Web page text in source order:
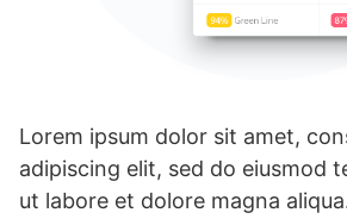
Lorem ipsum dolor sit amet,
adipiscing elit, sed do eiusmod
ut labore et dolore magna